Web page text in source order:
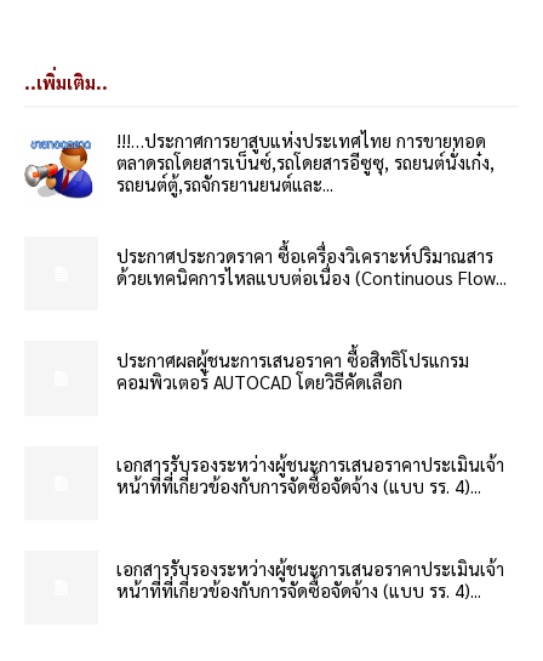
..เพิ่มเติม..
!!!…ประกาศการยาสูบแห่งประเทศไทย การขายทอด
ตลาดรถโดยสารเบ็นซ์,รถโดยสารอีซูซุ, รถยนต์นั่งเก๋ง,
รถยนต์ตู้,รถจักรยานยนต์และ...
ประกาศประกวดราคา ซื้อเครื่องวิเคราะห์ปริมาณสาร
ด้วยเทคนิคการไหลแบบต่อเนื่อง (Continuous Flow...
ประกาศผลผู้ชนะการเสนอราคา ซื้อสิทธิโปรแกรม
คอมพิวเตอร์ AUTOCAD โดยวิธีคัดเลือก
เอกสารรับรองระหว่างผู้ชนะการเสนอราคาประเมินเจ้า
หน้าที่ที่เกี่ยวข้องกับการจัดซื้อจัดจ้าง (แบบ รร. 4)...
เอกสารรับรองระหว่างผู้ชนะการเสนอราคาประเมินเจ้า
หน้าที่ที่เกี่ยวข้องกับการจัดซื้อจัดจ้าง (แบบ รร. 4)...